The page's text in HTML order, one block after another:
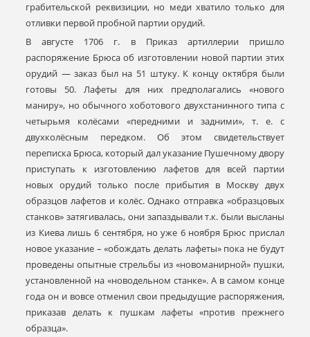
грабительской реквизиции, но меди хватило только для
отливки первой пробной партии орудий.
В августе 1706 г. в Приказ артиллерии пришло
распоряжение Брюса об изготовлении новой партии этих
орудий — заказ был на 51 штуку. К концу октября были
готовы 50. Лафеты для них предполагались «нового
маниру», но обычного хоботового двухстанинного типа с
четырьмя колёсами «передними и задними», т. е. с
двухколёсным передком. Об этом свидетельствует
переписка Брюса, который дал указание Пушечному двору
приступать к изготовлению лафетов для всей партии
новых орудий только после прибытия в Москву двух
образцов лафетов и колёс. Однако отправка «образцовых
станков» затягивалась, они запаздывали т.к. были высланы
из Киева лишь 6 сентября, но уже 6 ноября Брюс прислал
новое указание – «обождать делать лафеты» пока не будут
проведены опытные стрельбы из «новоманирной» пушки,
установленной на «новодельном станке». А в самом конце
года он и вовсе отменил свои предыдущие распоряжения,
приказав делать к пушкам лафеты «против прежнего
образца».